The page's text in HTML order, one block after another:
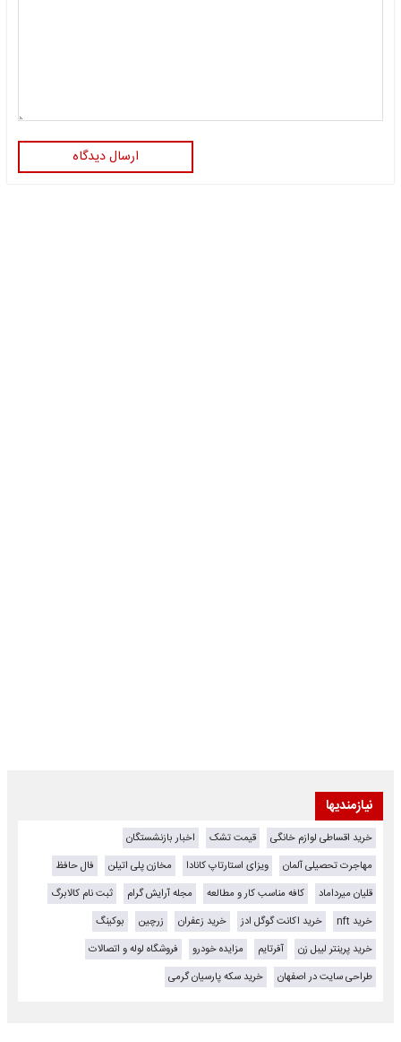
ارسال دیدگاه
نیازمندیها
خرید اقساطی لوازم خانگی قیمت تشک
اخبار بازنشستگان
مهاجرت تحصیلی آلمان
ویزای استارتاپ کانادا مخازن پلی اتیلن
فال حافظ
قلیان میرداماد
کافه مناسب کار و مطالعه مجله آرایش گرام
ثبت نام کالابرگ
خرید nft
خرید اکانت گوگل ادز خرید زعفران زرچین
بوکینگ
خرید پرینتر لیبل زن
آفرتایم مزایده خودرو
فروشگاه لوله و اتصالات
طراحی سایت در اصفهان
خرید سکه پارسیان گرمی